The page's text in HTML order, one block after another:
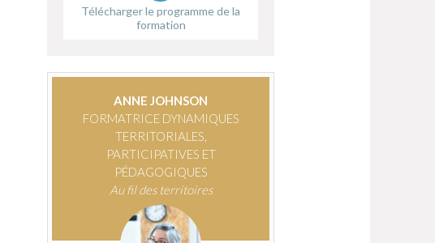
Télécharger le programme de la
formation
ANNE JOHNSON
FORMATRICE DYNAMIQUES
TERRITORIALES,
PARTICIPATIVES ET
PÉDAGOGIQUES
Au fil des territoires